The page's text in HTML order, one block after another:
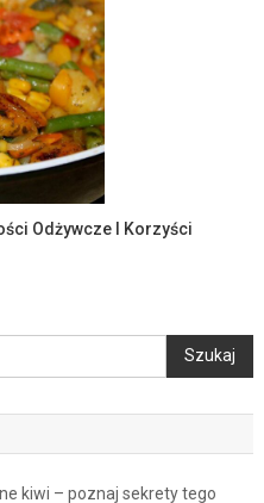
Odżywcze I Korzyści
Szukaj
kiwi – poznaj sekrety tego